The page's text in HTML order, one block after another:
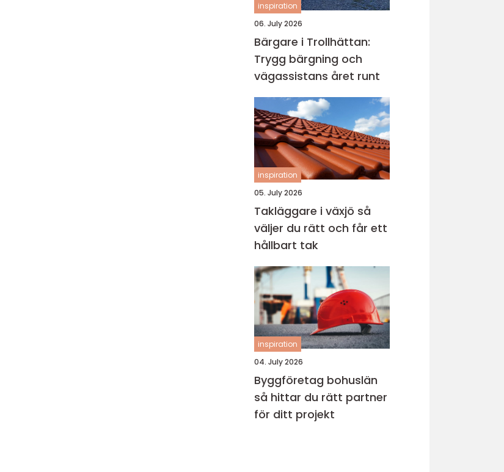
inspiration
06. July 2026
Bärgare i Trollhättan:
Trygg bärgning och
vägassistans året runt
inspiration
05. July 2026
Takläggare i växjö så
väljer du rätt och får ett
hållbart tak
inspiration
04. July 2026
Byggföretag bohuslän
så hittar du rätt partner
för ditt projekt